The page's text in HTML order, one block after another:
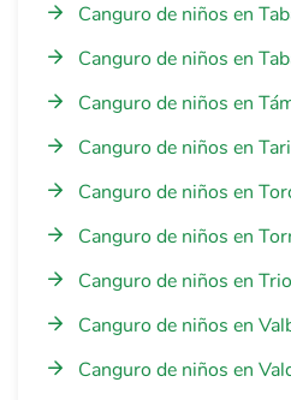
Canguro de niños en
Canguro de niños en
Canguro de niños en
Canguro de niños en
Canguro de niños en
Canguro de niños en
Canguro de niños en
Canguro de niños en
Canguro de niños en